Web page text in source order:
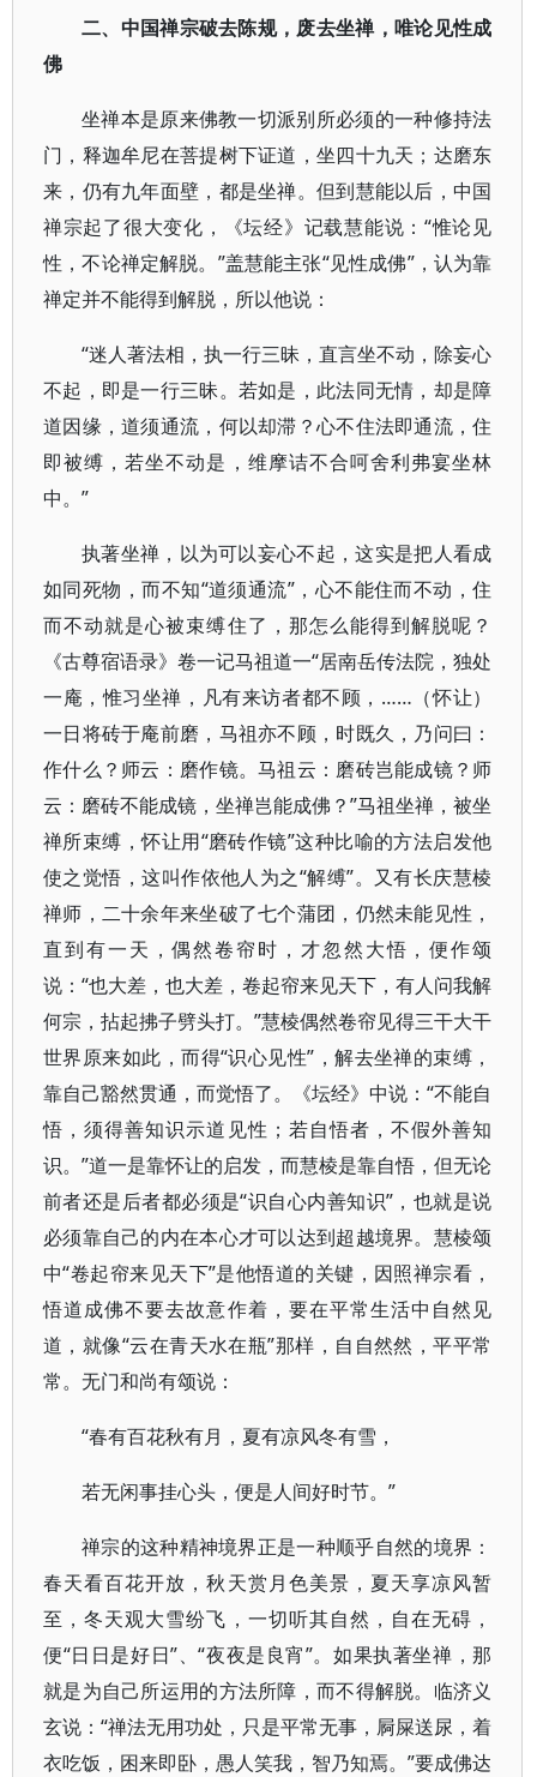
二、中国禅宗破去陈规，废去坐禅，唯论见性成
佛
坐禅本是原来佛教一切派别所必须的一种修持法
门，释迦牟尼在菩提树下证道，坐四十九天；达磨东
来，仍有九年面壁，都是坐禅。但到慧能以后，中国
禅宗起了很大变化，《坛经》记载慧能说：“惟论见
性，不论禅定解脱。”盖慧能主张“见性成佛”，认为靠
禅定并不能得到解脱，所以他说：
“迷人著法相，执一行三昧，直言坐不动，除妄心
不起，即是一行三昧。若如是，此法同无情，却是障
道因缘，道须通流，何以却滞？心不住法即通流，住
即被缚，若坐不动是，维摩诘不合呵舍利弗宴坐林
中。”
执著坐禅，以为可以妄心不起，这实是把人看成
如同死物，而不知“道须通流”，心不能住而不动，住
而不动就是心被束缚住了，那怎么能得到解脱呢？
《古尊宿语录》卷一记马祖道一“居南岳传法院，独处
一庵，惟习坐禅，凡有来访者都不顾，……（怀让）
一日将砖于庵前磨，马祖亦不顾，时既久，乃问曰：
作什么？师云：磨作镜。马祖云：磨砖岂能成镜？师
云：磨砖不能成镜，坐禅岂能成佛？”马祖坐禅，被坐
禅所束缚，怀让用“磨砖作镜”这种比喻的方法启发他
使之觉悟，这叫作依他人为之“解缚”。又有长庆慧棱
禅师，二十余年来坐破了七个蒲团，仍然未能见性，
直到有一天，偶然卷帘时，才忽然大悟，便作颂
说：“也大差，也大差，卷起帘来见天下，有人问我解
何宗，拈起拂子劈头打。”慧棱偶然卷帘见得三干大干
世界原来如此，而得“识心见性”，解去坐禅的束缚，
靠自己豁然贯通，而觉悟了。《坛经》中说：“不能自
悟，须得善知识示道见性；若自悟者，不假外善知
识。”道一是靠怀让的启发，而慧棱是靠自悟，但无论
前者还是后者都必须是“识自心内善知识”，也就是说
必须靠自己的内在本心才可以达到超越境界。慧棱颂
中“卷起帘来见天下”是他悟道的关键，因照禅宗看，
悟道成佛不要去故意作着，要在平常生活中自然见
道，就像“云在青天水在瓶”那样，自自然然，平平常
常。无门和尚有颂说：
“春有百花秋有月，夏有凉风冬有雪，
若无闲事挂心头，便是人间好时节。”
禅宗的这种精神境界正是一种顺乎自然的境界：
春天看百花开放，秋天赏月色美景，夏天享凉风暂
至，冬天观大雪纷飞，一切听其自然，自在无碍，
便“日日是好日”、“夜夜是良宵”。如果执著坐禅，那
就是为自己所运用的方法所障，而不得解脱。临济义
玄说：“禅法无用功处，只是平常无事，屙屎送尿，着
衣吃饭，困来即卧，愚人笑我，智乃知焉。”要成佛达